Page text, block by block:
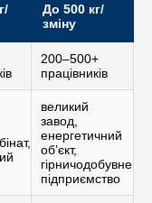
До 500 кг/
зміну
200–500+
працівників
великий
завод,
енергетичний
об’єкт,
гірничодобувне
підприємство